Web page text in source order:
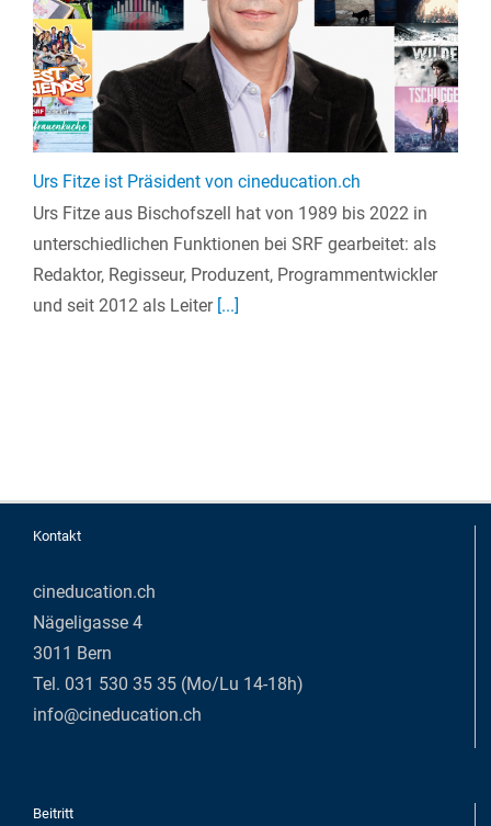
Urs Fitze ist Präsident von cineducation.ch
Urs Fitze aus Bischofszell hat von 1989 bis 2022 in
unterschiedlichen Funktionen bei SRF gearbeitet: als
Redaktor, Regisseur, Produzent, Programmentwickler
und seit 2012 als Leiter[...]
Kontakt
cineducation.ch
Nägeligasse 4
3011 Bern
Tel. 031 530 35 35 (Mo/Lu 14-18h)
info@cineducation.ch
Beitritt